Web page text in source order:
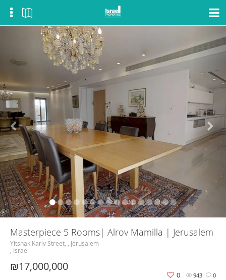
Masterpiece 5 Rooms| Alrov Mamilla | Jerusalem
Yitshak Kariv Street, , Jérusalem
, Israel
₪17,000,000
943 0
0